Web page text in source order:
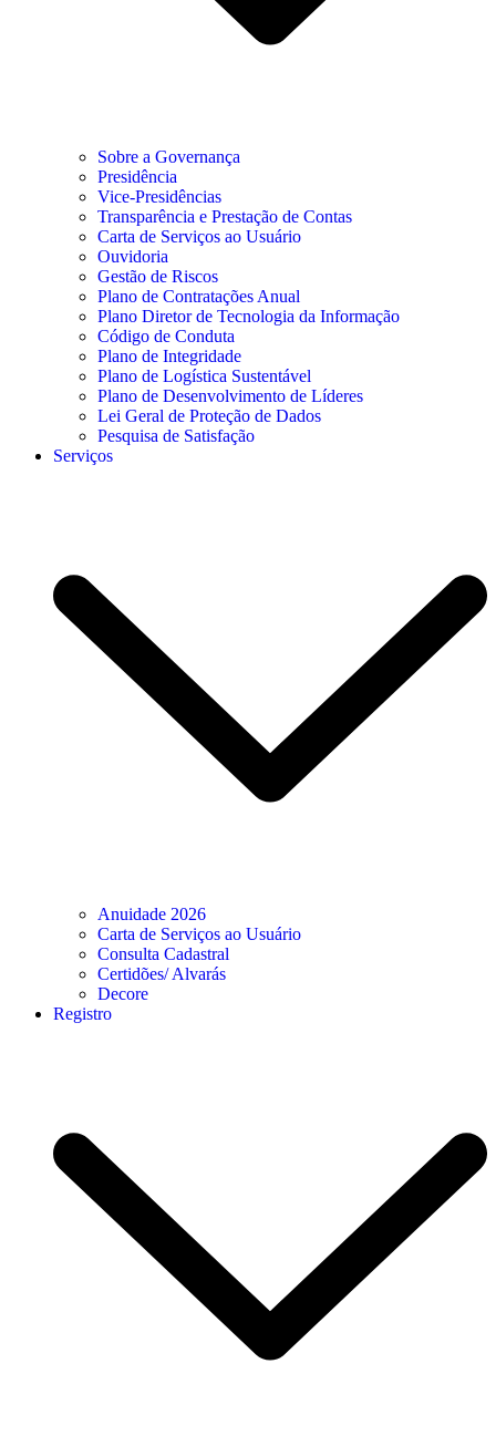
Sobre a Governança
Presidência
Vice-Presidências
Transparência e Prestação de Contas
Carta de Serviços ao Usuário
Ouvidoria
Gestão de Riscos
Plano de Contratações Anual
Plano Diretor de Tecnologia da Informação
Código de Conduta
Plano de Integridade
Plano de Logística Sustentável
Plano de Desenvolvimento de Líderes
Lei Geral de Proteção de Dados
Pesquisa de Satisfação
Serviços
Anuidade 2026
Carta de Serviços ao Usuário
Consulta Cadastral
Certidões/ Alvarás
Decore
Registro